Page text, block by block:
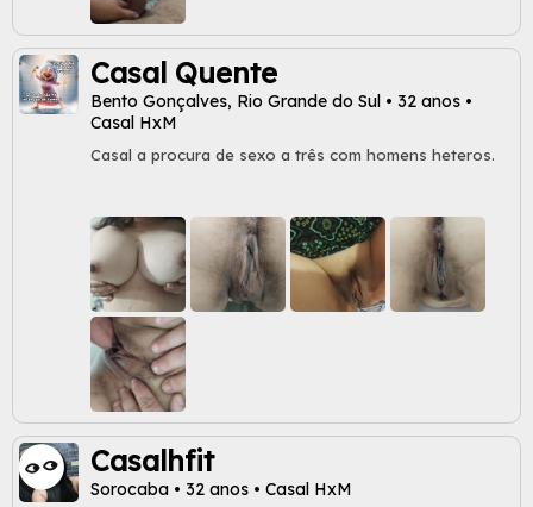
Casal Quente
Bento Gonçalves, Rio Grande do Sul • 32 anos •
Casal HxM
Casal a procura de sexo a três com homens heteros.
Casalhfit
Sorocaba • 32 anos • Casal HxM